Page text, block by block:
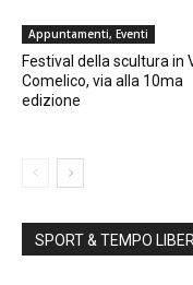
Appuntamenti, Eventi
Festival della scultura in
Comelico, via alla 10ma
edizione
SPORT & TEMPO